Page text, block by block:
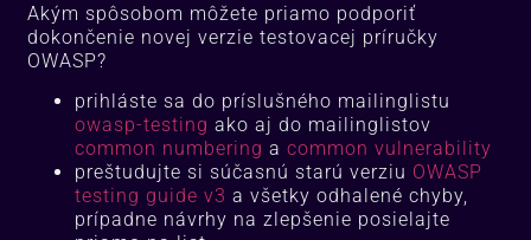
Akým spôsobom môžete priamo podporiť
dokončenie novej verzie testovacej príručky
OWASP?
prihláste sa do príslušného mailinglistu
owasp-testing ako aj do mailinglistov
common numbering acommon vulnerability
preštudujte si súčasnú starú verziu OWASP
testing guide v3 a všetky odhalené chyby,
prípadne návrhy na zlepšenie posielajte